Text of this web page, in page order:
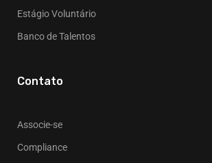
Estágio Voluntário
Banco de Talentos
Contato
Associe-se
Compliance